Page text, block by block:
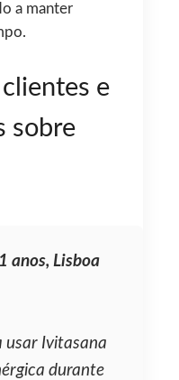
a manter
e
sobre
anos, Lisboa
usar Ivitasana
durante